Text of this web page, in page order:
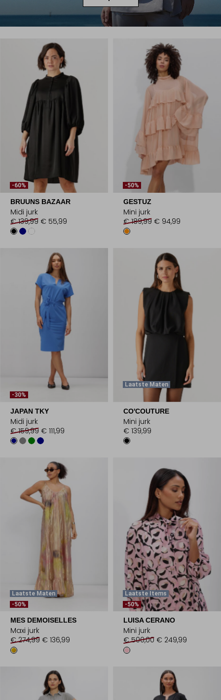
-60%
BRUUNS BAZAAR
Midi jurk
€ 139,99 € 55,99
-50%
GESTUZ
Mini jurk
€ 189,99 € 94,99
-30%
JAPAN TKY
Midi jurk
€ 159,99 € 111,99
Laatste Maten
CO'COUTURE
Mini jurk
€ 139,99
Laatste Maten
-50%
MES DEMOISELLES
Maxi jurk
€ 274,99 € 136,99
Laatste Items
-50%
LUISA CERANO
Mini jurk
€ 500,00 € 249,99